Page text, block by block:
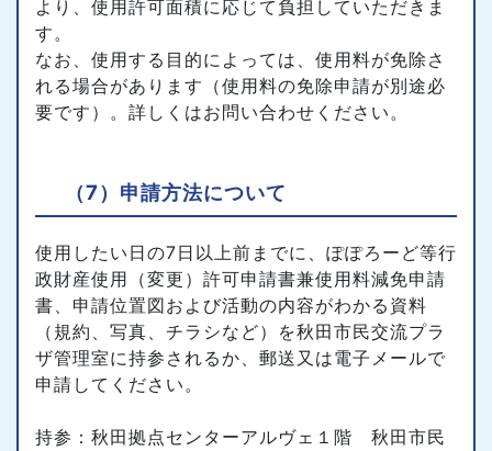
より、使用許可面積に応じて負担していただきま
す。
なお、使用する目的によっては、使用料が免除さ
れる場合があります（使用料の免除申請が別途必
要です）。詳しくはお問い合わせください。
（7）申請方法について
使用したい日の7日以上前までに、ぽぽろーど等行
政財産使用（変更）許可申請書兼使用料減免申請
書、申請位置図および活動の内容がわかる資料
（規約、写真、チラシなど）を秋田市民交流プラ
ザ管理室に持参されるか、郵送又は電子メールで
申請してください。
持参：秋田拠点センターアルヴェ１階 秋田市民